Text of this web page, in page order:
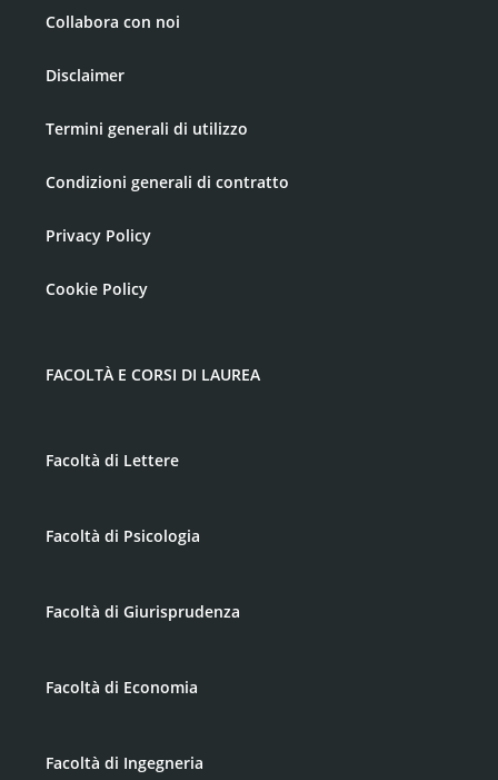
Collabora con noi
Disclaimer
Termini generali di utilizzo
Condizioni generali di contratto
Privacy Policy
Cookie Policy
FACOLTÀ E CORSI DI LAUREA
Facoltà di Lettere
Facoltà di Psicologia
Facoltà di Giurisprudenza
Facoltà di Economia
Facoltà di Ingegneria